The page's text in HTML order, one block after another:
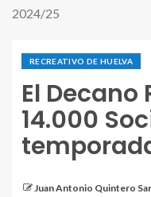
2024/25
RECREATIVO DE HUELVA
El Decano
14.000
Juan Antonio Quintero